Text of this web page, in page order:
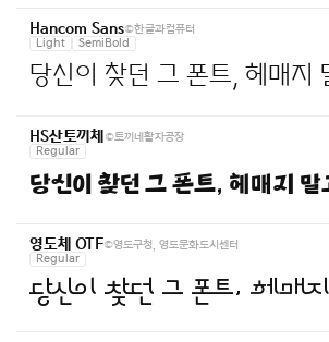
Hancom Sans©한글과컴퓨터
Light
SemiBold
HS산토끼체 ©토끼네활자공장
Regular
당신이 찾던 그 폰트, 헤매지
영도체 OTF©영도구청, 영도문화도시센터
Regular